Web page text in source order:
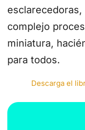
complejo
miniatura,
para todos.
Descarga el